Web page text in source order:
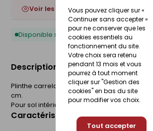
Vous pouvez cliquer sur «
Continuer sans accepter »
pour ne conserver que les
cookies essentiels au
fonctionnement du site.
Votre choix sera retenu
pendant 13 mois et vous
pourrez à tout moment
cliquer sur "Gestion des
cookies" en bas du site
pour modifier vos choix.
Tout accepter
Voir les 4 déclinaisons
Disponible sous 10 jours
Description du produit
Plinthe carrelage pour sol BOSCOSTONE.
cm.
Pour sol intérieur.
Caractéristiques du produit